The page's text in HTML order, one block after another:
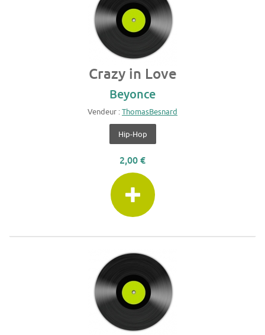
Crazy in Love
Beyonce
Vendeur :ThomasBesnard
Hip-Hop
2,00 €